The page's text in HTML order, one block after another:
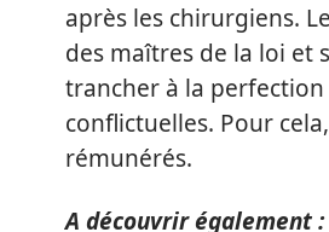
après les chirurgiens.
des maîtres de la loi et
trancher à la
conflictuelles. Pour
rémunérés.
A découvrir également :